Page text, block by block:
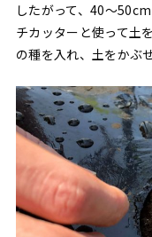
したがって、40〜
チカッターと使って土
の種を入れ、土をかぶせ